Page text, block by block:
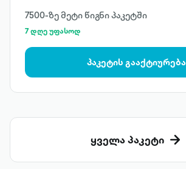
7500-ზე მეტი წიგნი პაკეტში
7 დღე უფასოდ
პაკეტის გააქტიურება
ყველა პაკეტი